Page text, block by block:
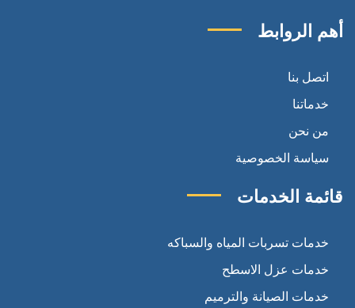
على على على أهم الروابط
اتصل بنا
خدماتنا
من نحن
سياسة الخصوصية
قائمة الخدمات
خدمات تسربات المياه والسباكه
خدمات عزل الاسطح
خدمات الصيانة والترميم